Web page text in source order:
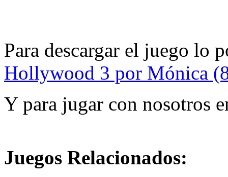
Para descargar el juego lo
Hollywood 3 por Mónica
Y para jugar con nosotros
Juegos Relacionados: